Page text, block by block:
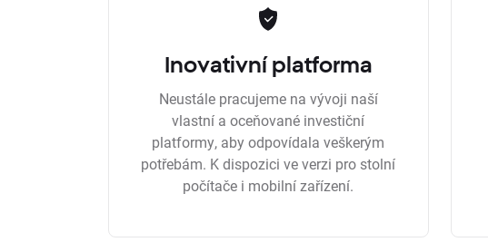
Inovativní platforma
Neustále pracujeme na vývoji naší
vlastní a oceňované investiční
platformy, aby odpovídala veškerým
potřebám. K dispozici ve verzi pro stolní
počítače i mobilní zařízení.